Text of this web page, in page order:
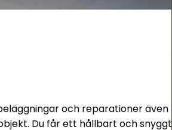
och reparationer även
Du får ett hållbart och snyggt